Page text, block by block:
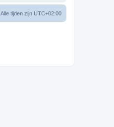
Alle tijden zijn UTC+02:00